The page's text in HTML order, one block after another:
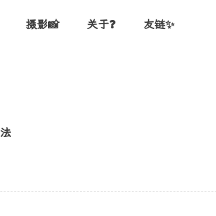
摄影📸 关于❓ 友链✨